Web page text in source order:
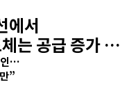
에서
는 공급 증가 선
인…
”